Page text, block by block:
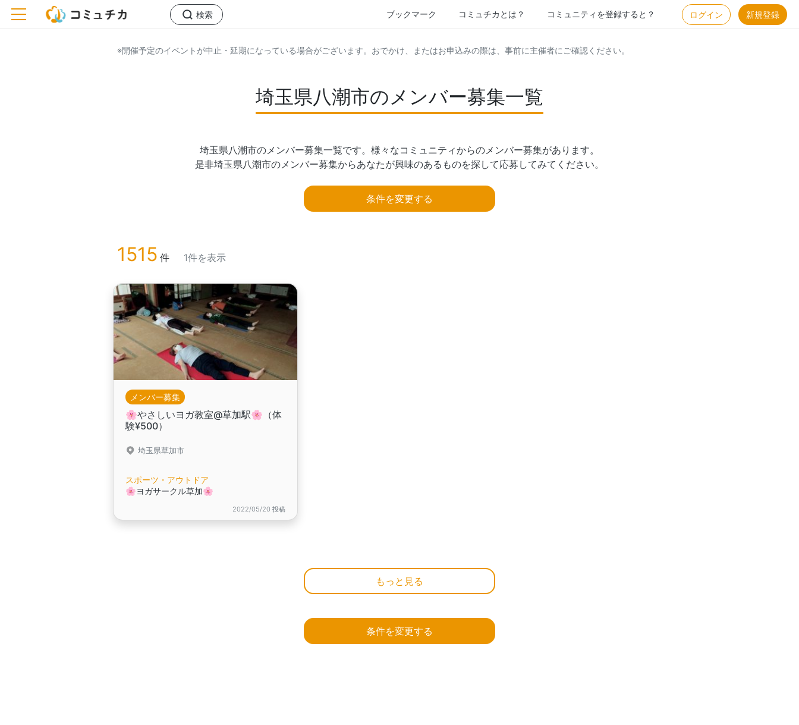
toggle navigation 検索 ブックマーク コミュチカとは？ コミュニティを登録すると？ ログイン 新規登録
※開催予定のイベントが中止・延期になっている場合がございます。おでかけ、またはお申込みの際は、事前に主催者にご確認ください。
埼玉県八潮市のメンバー募集一覧
埼玉県八潮市のメンバー募集一覧です。様々なコミュニティからのメンバー募集があります。
是非埼玉県八潮市のメンバー募集からあなたが興味のあるものを探して応募してみてください。
条件を変更する
1515 件 1件を表示
メンバー募集
🌸やさしいヨガ教室@草加駅🌸（体
験¥500）
埼玉県草加市
スポーツ・アウトドア
🌸ヨガサークル草加🌸
2022/05/20 投稿
もっと見る
条件を変更する